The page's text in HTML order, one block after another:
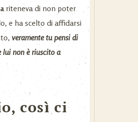
riteneva di non poter
e ha scelto di affidarsi
veramente tu pensi di
lui non è riuscito a
così ci